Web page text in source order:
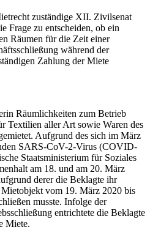
zuständige XII. Zivilsenat
Frage zu entscheiden, ob ein
Räumen für die Zeit einer
während der
Zahlung der Miete
Räumlichkeiten zum Betrieb
Textilien aller Art sowie Waren des
Aufgrund des sich im März
SARS-CoV-2-Virus (COVID-
Staatsministerium für Soziales
am 18. und am 20. März
derer die Beklagte ihr
vom 19. März 2020 bis
musste. Infolge der
entrichtete die Beklagte
Miete.